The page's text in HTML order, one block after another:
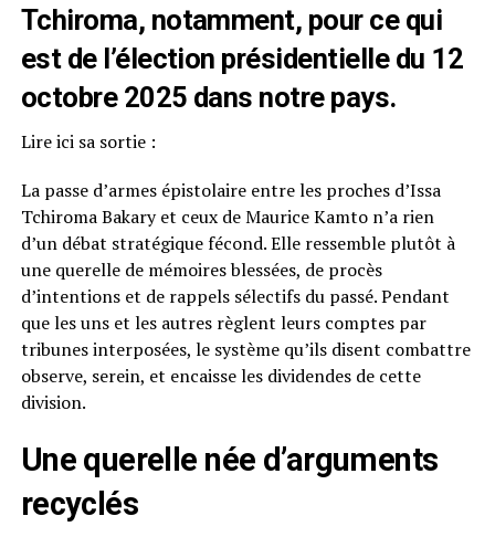
Tchiroma, notamment, pour ce qui
est de l’élection présidentielle du 12
octobre 2025 dans notre pays.
Lire ici sa sortie :
La passe d’armes épistolaire entre les proches d’Issa
Tchiroma Bakary et ceux de Maurice Kamto n’a rien
d’un débat stratégique fécond. Elle ressemble plutôt à
une querelle de mémoires blessées, de procès
d’intentions et de rappels sélectifs du passé. Pendant
que les uns et les autres règlent leurs comptes par
tribunes interposées, le système qu’ils disent combattre
observe, serein, et encaisse les dividendes de cette
division.
Une querelle née d’arguments
recyclés